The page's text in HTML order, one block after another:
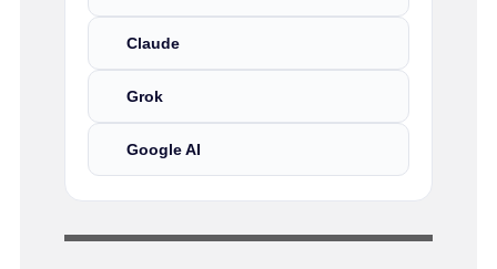
Claude
Grok
Google AI